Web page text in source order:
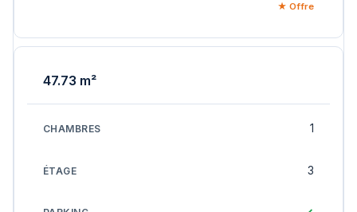
★ Offre
47.73 m²
1
3